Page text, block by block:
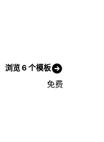
浏览 6 个模板
免费